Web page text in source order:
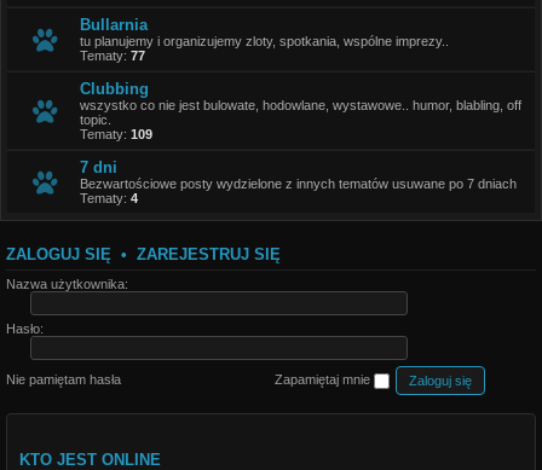
Bullarnia
tu planujemy i organizujemy zloty, spotkania, wspólne imprezy..
Tematy: 77
Clubbing
wszystko co nie jest bulowate, hodowlane, wystawowe.. humor, blabling, off
topic.
Tematy: 109
7 dni
Bezwartościowe posty wydzielone z innych tematów usuwane po 7 dniach
Tematy: 4
ZALOGUJ SIĘ • ZAREJESTRUJ SIĘ
Nazwa użytkownika:
Hasło:
Nie pamiętam hasła Zapamiętaj mnie
KTO JEST ONLINE